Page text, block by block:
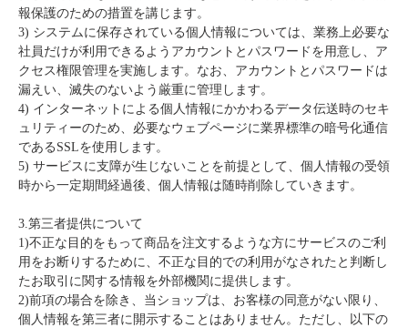
報保護のための措置を講じます。
3) システムに保存されている個人情報については、業務上必要な
社員だけが利用できるようアカウントとパスワードを用意し、ア
クセス権限管理を実施します。なお、アカウントとパスワードは
漏えい、滅失のないよう厳重に管理します。
4) インターネットによる個人情報にかかわるデータ伝送時のセキ
ュリティーのため、必要なウェブページに業界標準の暗号化通信
であるSSLを使用します。
5) サービスに支障が生じないことを前提として、個人情報の受領
時から一定期間経過後、個人情報は随時削除していきます。
3.第三者提供について
1)不正な目的をもって商品を注文するような方にサービスのご利
用をお断りするために、不正な目的での利用がなされたと判断し
たお取引に関する情報を外部機関に提供します。
2)前項の場合を除き、当ショップは、お客様の同意がない限り、
個人情報を第三者に開示することはありません。ただし、以下の